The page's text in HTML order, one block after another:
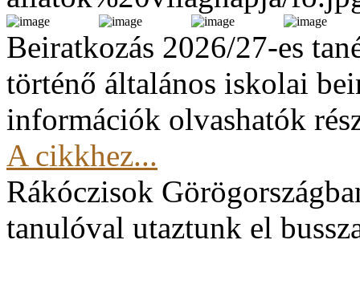
Beiratkozás 2026/27-es
történő általános iskolai
információk olvashatók
A cikkhez...
Rákóczisok
tanulóval utaztunk el